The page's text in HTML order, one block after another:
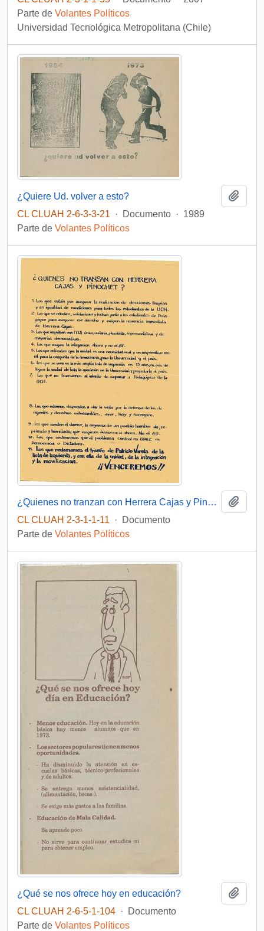
Parte de Volantes Políticos
Universidad Tecnológica Metropolitana (Chile)
¿Quiere Ud. volver a esto?
CL CLUAH 2-6-3-3-21
· Documento · 1989
Parte de Volantes Políticos
¿Quienes no tranzan con Herrera Cajas y Pinochet?
CL CLUAH 2-3-1-1-11
·
Documento
Parte de Volantes Políticos
¿Qué se nos ofrece hoy en educación?
CL CLUAH 2-6-5-1-104 ·
Documento
Parte de Volantes Políticos